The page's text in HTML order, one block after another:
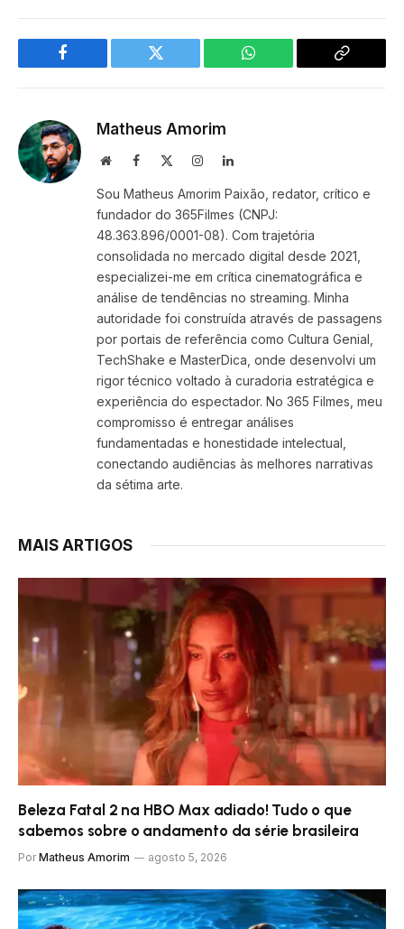
Facebook Twitter WhatsApp
Copy
Matheus Amorim
WebsiteFacebook InstagramLinkedIn
Sou Matheus Amorim Paixão, redator, crítico e
fundador do 365Filmes (CNPJ:
48.363.896/0001-08). Com trajetória
consolidada no mercado digital desde 2021,
especializei-me em crítica cinematográfica e
análise de tendências no streaming. Minha
autoridade foi construída através de passagens
por portais de referência como Cultura Genial,
TechShake e MasterDica, onde desenvolvi um
rigor técnico voltado à curadoria estratégica e
experiência do espectador. No 365 Filmes, meu
compromisso é entregar análises
fundamentadas e honestidade intelectual,
conectando audiências às melhores narrativas
da sétima arte.
MAIS ARTIGOS
Beleza Fatal 2 na HBO Max adiado! Tudo o que
sabemos sobre o andamento da série brasileira
Por Matheus Amorim agosto 5, 2026